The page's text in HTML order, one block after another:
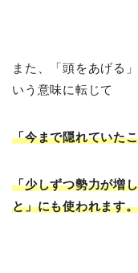
また、「頭をあげる
いう意味に転じて
「今まで隠れていた
「少しずつ勢力が増
と」にも使われます。